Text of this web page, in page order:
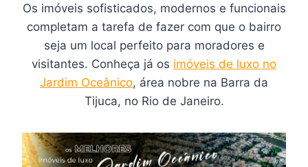
Os imóveis sofisticados, modernos e funcionais
completam a tarefa de fazer com que o bairro
seja um local perfeito para moradores e
visitantes. Conheça já os imóveis de luxo no
Jardim Oceânico, área nobre na Barra da
Tijuca, no Rio de Janeiro.